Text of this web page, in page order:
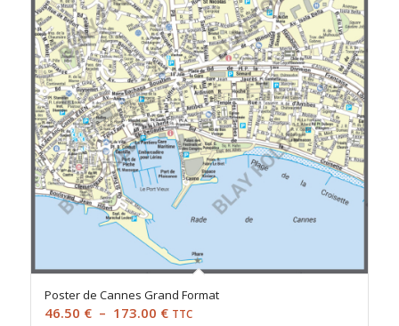
Poster de Cannes Grand Format
46.50 € – 173.00 €Plage
TTC